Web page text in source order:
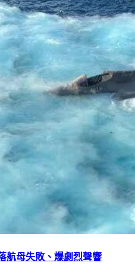
母失敗、爆劇烈聲響